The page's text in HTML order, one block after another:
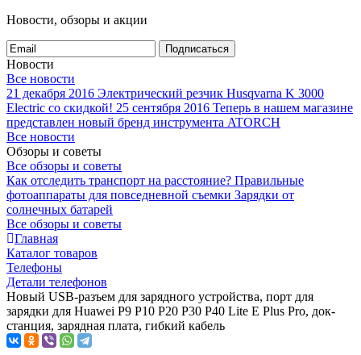
Новости, обзоры и акции
Подписаться
Новости
Все новости
21 декабря 2016 Электрический резчик Husqvarna K 3000
Electric со скидкой! 25 сентября 2016 Теперь в нашем магазине
представлен новый бренд инструмента ATORCH
Все новости
Обзоры и советы
Все обзоры и советы
Как отследить транспорт на расстояние? Правильные
фотоаппараты для повседневной съемки Зарядки от
солнечных батарей
Все обзоры и советы
Главная
Каталог товаров
Телефоны
Детали телефонов
Новый USB-разъем для зарядного устройства, порт для
зарядки для Huawei P9 P10 P20 P30 P40 Lite E Plus Pro, док-
станция, зарядная плата, гибкий кабель